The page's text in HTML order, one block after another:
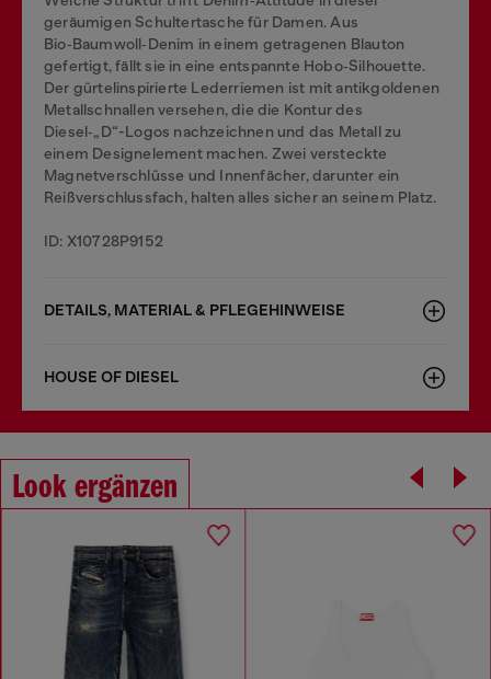
geräumigen Schultertasche für Damen. Aus
Bio‑Baumwoll‑Denim in einem getragenen Blauton
gefertigt, fällt sie in eine entspannte Hobo‑Silhouette.
Der gürtelinspirierte Lederriemen ist mit antikgoldenen
Metallschnallen versehen, die die Kontur des
Diesel‑„D“-Logos nachzeichnen und das Metall zu
einem Designelement machen. Zwei versteckte
Magnetverschlüsse und Innenfächer, darunter ein
Reißverschlussfach, halten alles sicher an seinem Platz.
ID: X10728P9152
DETAILS, MATERIAL & PFLEGEHINWEISE
HOUSE OF DIESEL
Look ergänzen